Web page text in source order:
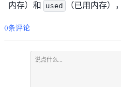
内存）和
used （已用内存）
0条评论